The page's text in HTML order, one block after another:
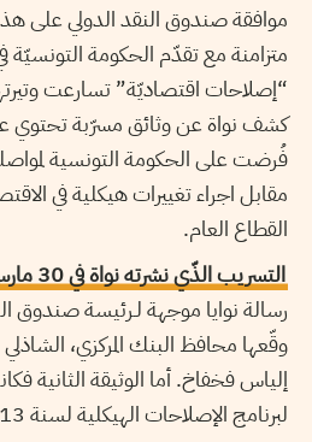
موافقة صندوق النقد الدولي على
متزامنة مع تقدّم الحكومة التونسيّة
كشف نواة عن وثائق مسرّبة تحتوي
فُرضت على الحكومة التونسية
مقابل اجراء تغييرات هيكلية في
القطاع العام.
التسريب الذّي نشرته نواة في 30 مارس 2013،
رسالة نوايا موجهة لـرئيسة صندوق
وقّعها محافظ البنك المركزي، الشاذلي
إلياس فخفاخ. أما الوثيقة الثانية
لبرنامج الإصلاحات الهيكلية لسنة 2013.